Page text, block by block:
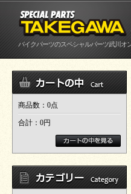
バイクパーツのスペシャルパーツ武川オ
商品数：0点
合計： 0円